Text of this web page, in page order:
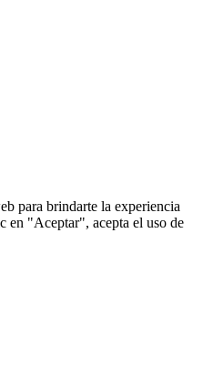
para brindarte la experiencia
en "Aceptar", acepta el uso de